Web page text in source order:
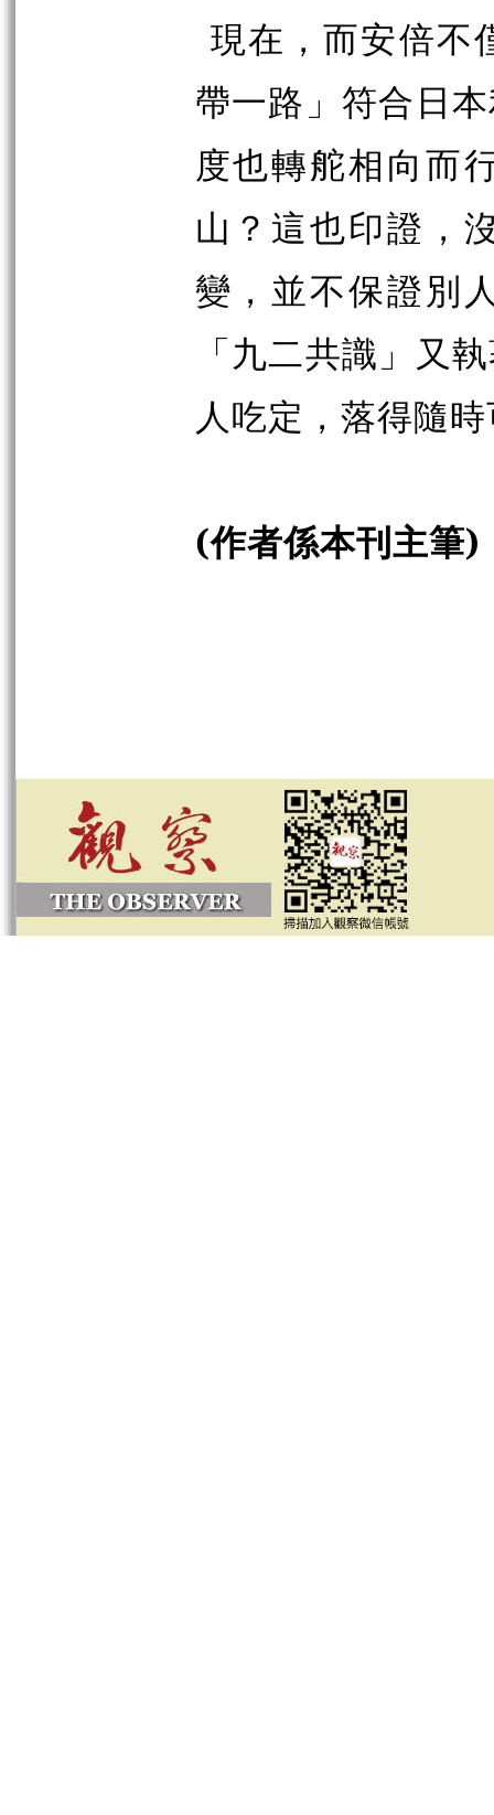
現在，而安倍不
帶一路」符合日
度也轉舵相向而
山？這也印證，
變，並不保證別
「九二共識」又
人吃定，落得隨
(作者係本刊主筆)